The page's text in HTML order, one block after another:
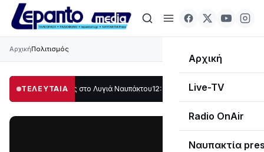
Αρχική
Live-TV
Radio OnAir
Ναυπακτία
ΑρχικήΠολιτισμός
ΤΕΛΕΥΤΑΙΑ
μέρος στο Λυγιά Ναυπάκτου12:08 Σε τροχιά υλοποίησης η Παράκαμψη